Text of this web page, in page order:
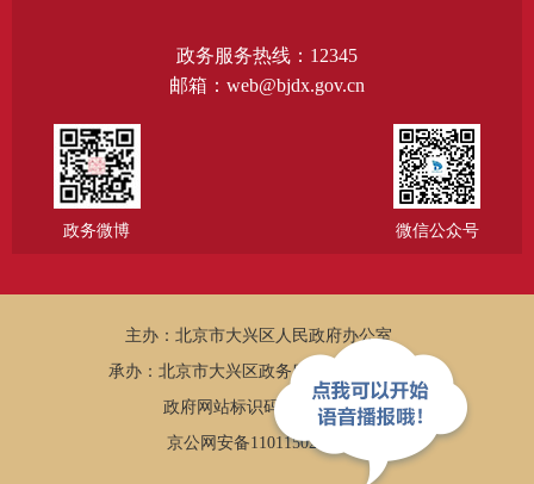
政务服务热线：12345
邮箱：web@bjdx.gov.cn
政务微博 微信公众号
主办：北京市大兴区人民政府办公室
承办：北京市大兴区政务服务和数据管理局
政府网站标识码：1101150005
京公网安备11011502002502